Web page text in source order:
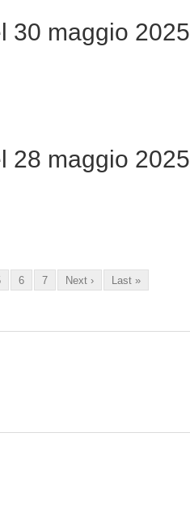
30 maggio 2025
28 maggio 2025
6 7 Next › Last »